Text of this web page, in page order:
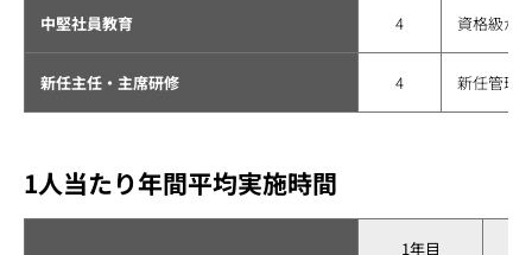
中堅社員教育 4 資格級が
新任主任・主席研修 4 新任管理
1人当たり年間平均実施時間
1年目